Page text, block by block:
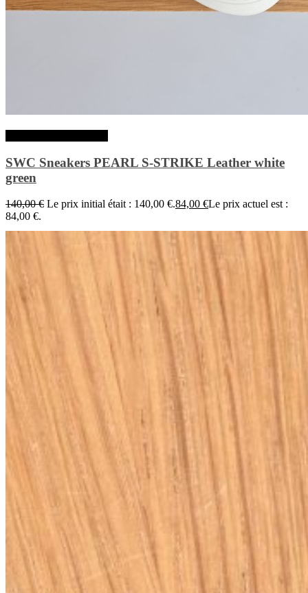
SWC Sneakers PEARL S-STRIKE Leather white
green
140,00€ Le prix initial était : 140,00 €.84,00 €Le prix actuel est :
84,00 €.